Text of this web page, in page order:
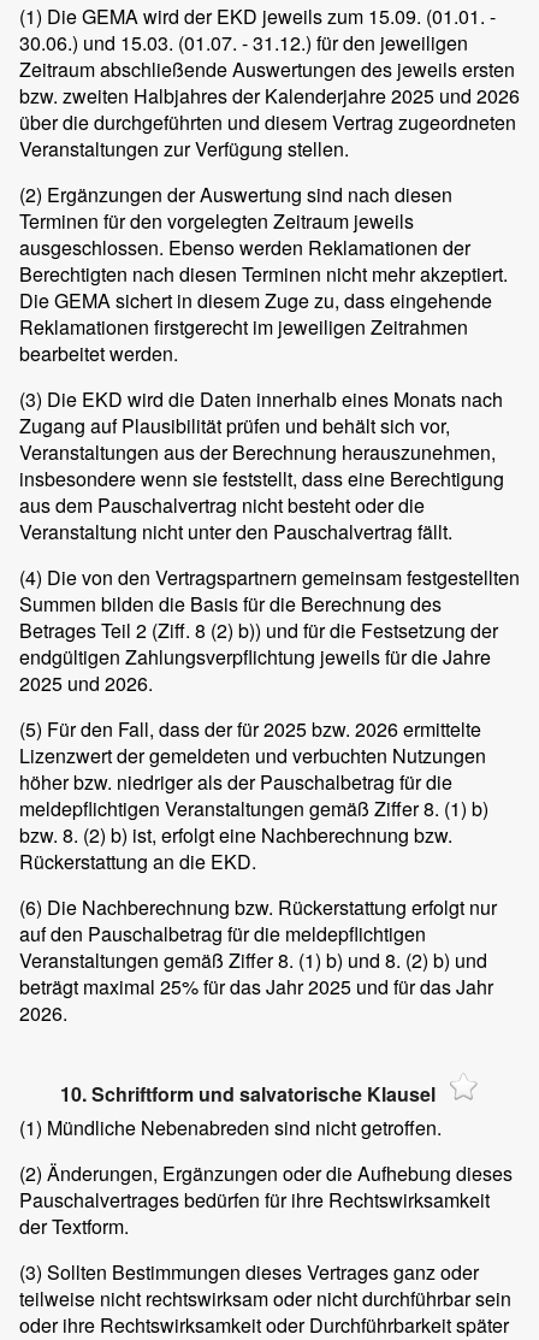
(1) Die GEMA wird der EKD jeweils zum 15.09. (01.01. -
30.06.) und 15.03. (01.07. - 31.12.) für den jeweiligen
Zeitraum abschließende Auswertungen des jeweils ersten
bzw. zweiten Halbjahres der Kalenderjahre 2025 und 2026
über die durchgeführten und diesem Vertrag zugeordneten
Veranstaltungen zur Verfügung stellen.
(2) Ergänzungen der Auswertung sind nach diesen
Terminen für den vorgelegten Zeitraum jeweils
ausgeschlossen. Ebenso werden Reklamationen der
Berechtigten nach diesen Terminen nicht mehr akzeptiert.
Die GEMA sichert in diesem Zuge zu, dass eingehende
Reklamationen firstgerecht im jeweiligen Zeitrahmen
bearbeitet werden.
(3) Die EKD wird die Daten innerhalb eines Monats nach
Zugang auf Plausibilität prüfen und behält sich vor,
Veranstaltungen aus der Berechnung herauszunehmen,
insbesondere wenn sie feststellt, dass eine Berechtigung
aus dem Pauschalvertrag nicht besteht oder die
Veranstaltung nicht unter den Pauschalvertrag fällt.
(4) Die von den Vertragspartnern gemeinsam festgestellten
Summen bilden die Basis für die Berechnung des
Betrages Teil 2 (Ziff. 8 (2) b)) und für die Festsetzung der
endgültigen Zahlungsverpflichtung jeweils für die Jahre
2025 und 2026.
(5) Für den Fall, dass der für 2025 bzw. 2026 ermittelte
Lizenzwert der gemeldeten und verbuchten Nutzungen
höher bzw. niedriger als der Pauschalbetrag für die
meldepflichtigen Veranstaltungen gemäß Ziffer 8. (1) b)
bzw. 8. (2) b) ist, erfolgt eine Nachberechnung bzw.
Rückerstattung an die EKD.
(6) Die Nachberechnung bzw. Rückerstattung erfolgt nur
auf den Pauschalbetrag für die meldepflichtigen
Veranstaltungen gemäß Ziffer 8. (1) b) und 8. (2) b) und
beträgt maximal 25% für das Jahr 2025 und für das Jahr
2026.
10. Schriftform und salvatorische Klausel
(1) Mündliche Nebenabreden sind nicht getroffen.
(2) Änderungen, Ergänzungen oder die Aufhebung dieses
Pauschalvertrages bedürfen für ihre Rechtswirksamkeit
der Textform.
(3) Sollten Bestimmungen dieses Vertrages ganz oder
teilweise nicht rechtswirksam oder nicht durchführbar sein
oder ihre Rechtswirksamkeit oder Durchführbarkeit später